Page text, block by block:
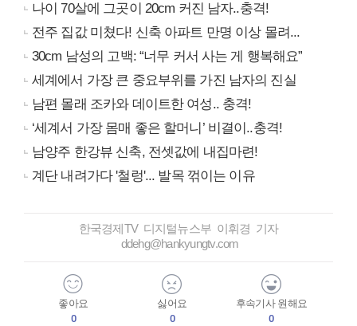
나이 70살에 그곳이 20cm 커진 남자..충격!
전주 집값 미쳤다! 신축 아파트 만명 이상 몰려...
30cm 남성의 고백: “너무 커서 사는 게 행복해요”
세계에서 가장 큰 중요부위를 가진 남자의 진실
남편 몰래 조카와 데이트한 여성.. 충격!
‘세계서 가장 몸매 좋은 할머니’ 비결이..충격!
남양주 한강뷰 신축, 전셋값에 내집마련!
계단 내려가다 '철렁'... 발목 꺾이는 이유
한국경제TV 디지털뉴스부 이휘경 기자
ddehg@hankyungtv.com
좋아요
0
싫어요
0
후속기사 원해요
0